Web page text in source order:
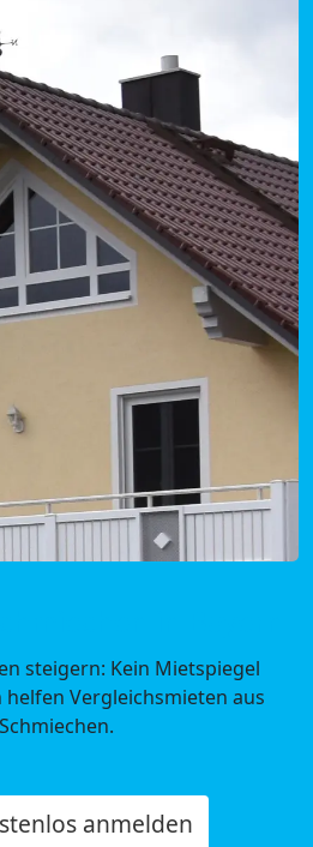
steigern: Kein Mietspiegel
Vergleichsmieten aus
Schmiechen.
anmelden